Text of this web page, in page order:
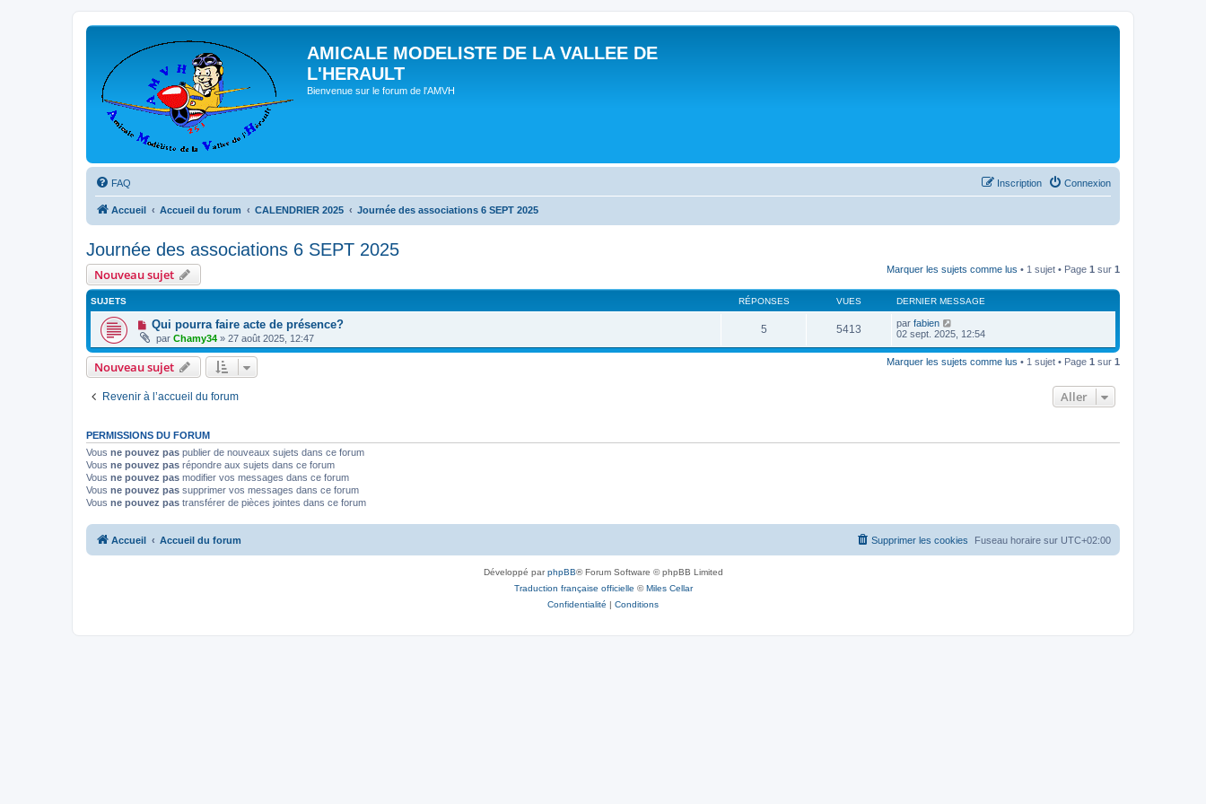
AMICALE MODELISTE DE LA VALLEE DE
L'HERAULT
Bienvenue sur le forum de l'AMVH
FAQ Connexion
Inscription
Accueil Accueil du forum CALENDRIER 2025 Journée des associations 6 SEPT 2025
Journée des associations 6 SEPT 2025
Nouveau sujet Marquer les sujets comme lus • 1 sujet • Page 1 sur 1
SUJETS RÉPONSES VUES DERNIER MESSAGE
Qui pourra faire acte de présence?
par Chamy34 » 27 août 2025, 12:47
5 5413 par fabien
02 sept. 2025, 12:54
Nouveau sujet Marquer les sujets comme lus • 1 sujet • Page 1 sur 1
Revenir à l’accueil du forum Aller
PERMISSIONS DU FORUM
Vous ne pouvez pas publier de nouveaux sujets dans ce forum
Vous ne pouvez pas répondre aux sujets dans ce forum
Vous ne pouvez pas modifier vos messages dans ce forum
Vous ne pouvez pas supprimer vos messages dans ce forum
Vous ne pouvez pas transférer de pièces jointes dans ce forum
Accueil Accueil du forum Fuseau horaire sur UTC+02:00
Supprimer les cookies
Développé parphpBB® Forum Software © phpBB Limited
Traduction française officielle ©Miles Cellar
Confidentialité | Conditions